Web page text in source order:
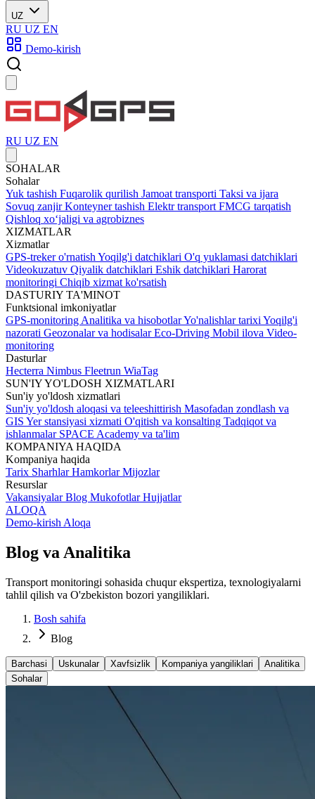
UZ
RU UZ EN
Demo-kirish
RU UZ EN
SOHALAR
Sohalar
Yuk tashish Fuqarolik qurilish Jamoat transporti Taksi va ijara
Sovuq zanjirKonteyner tashish Elektr transport FMCG tarqatish
Qishloq xoʻjaligi va agrobiznes
XIZMATLAR
Xizmatlar
GPS-treker o'rnatish Yoqilg'i datchiklari O'q yuklamasi datchiklari
Videokuzatuv Qiyalik datchiklari Eshik datchiklari Harorat
monitoringi Chiqib xizmat ko'rsatish
DASTURIY TA'MINOT
Funktsional imkoniyatlar
GPS-monitoring Analitika va hisobotlarYo'nalishlar tarixi Yoqilg'i
nazorati Geozonalar va hodisalarEco-Driving Mobil ilova Video-
monitoring
Dasturlar
Hecterra Nimbus Fleetrun WiaTag
SUN'IY YO'LDOSH XIZMATLARI
Sun'iy yo'ldosh xizmatlari
Sun'iy yo'ldosh aloqasi va teleeshittirish Masofadan zondlash va
GIS Yer stansiyasi xizmati O'qitish va konsalting Tadqiqot va
ishlanmalar SPACE Academy va ta'lim
KOMPANIYA HAQIDA
Kompaniya haqida
Tarix SharhlarHamkorlarMijozlar
Resurslar
VakansiyalarBlog MukofotlarHujjatlar
ALOQA
Demo-kirish Aloqa
Blog va Analitika
Transport monitoringi sohasida chuqur ekspertiza, texnologiyalarni
tahlil qilish va O'zbekiston bozori yangiliklari.
Bosh sahifa
Blog
Barchasi Uskunalar Xavfsizlik Kompaniya yangiliklari
Analitika
Sohalar